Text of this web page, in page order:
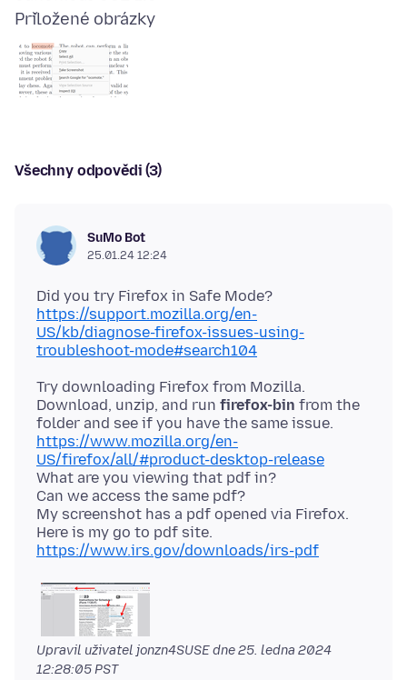
Přiložené obrázky
Všechny odpovědi (3)
SuMo Bot
25.01.24 12:24
https://support.mozilla.org/en-
US/kb/diagnose-firefox-issues-using-
troubleshoot-mode#search104
Try downloading Firefox from Mozilla.
Download, unzip, and run firefox-bin from the
https://www.mozilla.org/en-
US/firefox/all/#product-desktop-release
What are you viewing that pdf in?
Can we access the same pdf?
My screenshot has a pdf opened via Firefox.
Here is my go to pdf site.
https://www.irs.gov/downloads/irs-pdf
Upravil uživatel jonzn4SUSE dne25. ledna 2024
12:28:05 PST